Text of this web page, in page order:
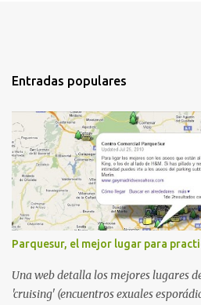
Entradas populares
Parquesur, el mejor lugar para
Una web detalla los mejores lugares
'cruising' (encuentros exuales